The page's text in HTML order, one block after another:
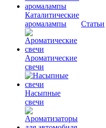
Каталитические
аромалампы
Ароматические
свечи
Насыпные
свечи
Статьи